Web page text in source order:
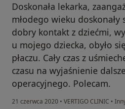
Doskonała lekarka,
młodego wieku doskonały
dobry kontakt z dziećmi,
u mojego dziecka, obyło
płaczu. Cały czas z
czasu na wyjaśnienie
operacyjnego. Polecam.
21 czerwca 2020 • VERTIGO CLINIC •